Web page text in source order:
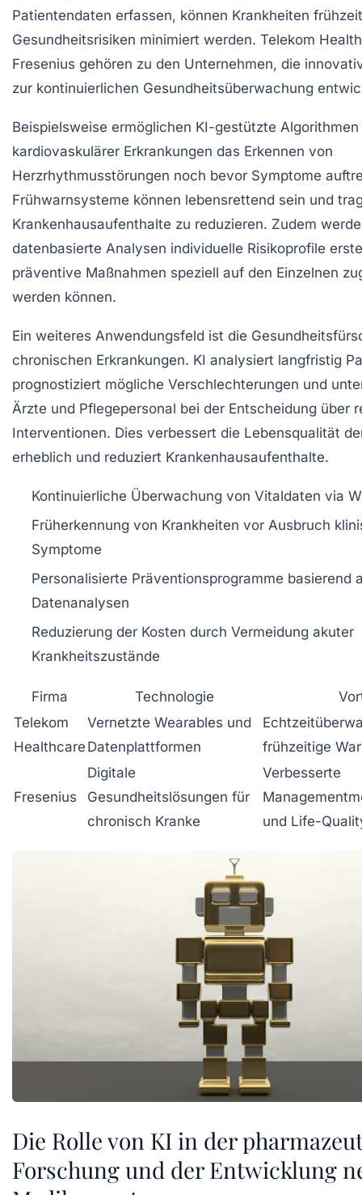
Patientendaten erfassen, können Krankheiten
Gesundheitsrisiken minimiert werden. Telekom
Fresenius gehören zu den Unternehmen, die
zur kontinuierlichen Gesundheitsüberwachung
Beispielsweise ermöglichen KI-gestützte
kardiovaskulärer Erkrankungen das Erkennen von
Herzrhythmusstörungen noch bevor Symptome
Frühwarnsysteme können lebensrettend sein und
Krankenhausaufenthalte zu reduzieren. Zudem
datenbasierte Analysen individuelle Risikoprofile
präventive Maßnahmen speziell auf den Einzelnen
werden können.
Ein weiteres Anwendungsfeld ist die
chronischen Erkrankungen. KI analysiert langfristig
prognostiziert mögliche Verschlechterungen und
Ärzte und Pflegepersonal bei der Entscheidung über
Interventionen. Dies verbessert die Lebensqualität
erheblich und reduziert Krankenhausaufenthalte.
Kontinuierliche Überwachung von Vitaldaten via
Früherkennung von Krankheiten vor Ausbruch
Symptome
Personalisierte Präventionsprogramme basierend
Datenanalysen
Reduzierung der Kosten durch Vermeidung akuter
Krankheitszustände
Firma Technologie
Telekom
Healthcare
Vernetzte Wearables und
Datenplattformen
frühzeitige
Fresenius
Digitale
Gesundheitslösungen für
chronisch Kranke
Verbesserte
und Life-
Die Rolle von KI in der
Forschung und der Entwicklung